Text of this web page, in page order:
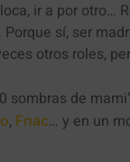
ir a por otro…
Porque sí, ser
otros roles,
sombras de
, Fnac… y en un